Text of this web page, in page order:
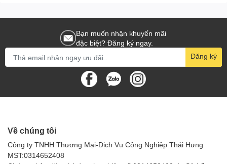
Ứng dụng thực tế
Mâm bàn chải cước dùng chomáy chà sàn ngồi lái AT-W6được
sử dụng phổ biến tại:
Nhà xưởng, kho hàng
Hành lang, bãi xe, các khu vực công cộng
Sản phẩm đảm bảo máy vận hành ổn định, bề mặt sàn sạch
đồng đều và nâng cao hiệu quả vệ sinh tổng thể.
Bạn muốn nhận khuyến mãi
đặc biệt? Đăng ký ngay.
Đăng ký
Về chúng tôi
Công ty TNHH Thương Mại-Dịch Vụ Công Nghiệp Thái Hưng
MST:0314652408